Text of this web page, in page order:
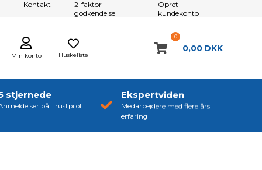
Kontakt
2-faktor-
godkendelse
Opret
kundekonto
Huskeliste
Min konto
0
0,00 DKK
stjernede
på Trustpilot
Ekspertviden
Medarbejdere med flere års
erfaring